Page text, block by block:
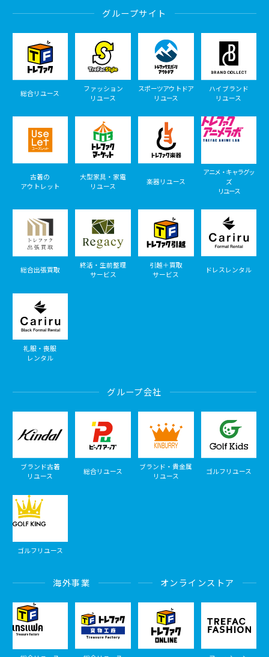
グループサイト
総合リユース
ファッション
リユース
スポーツアウトドア
リユース
ハイブランド
リユース
古着の
アウトレット
大型家具・家電
リユース
楽器リユース
アニメ・キャラグッ
ズ
リユース
総合出張買取
終活・生前整理
サービス
引越＋買取
サービス
ドレスレンタル
礼服・喪服
レンタル
グループ会社
ブランド古着
リユース
総合リユース
ブランド・貴金属
リユース
ゴルフリユース
ゴルフリユース
海外事業 オンラインストア